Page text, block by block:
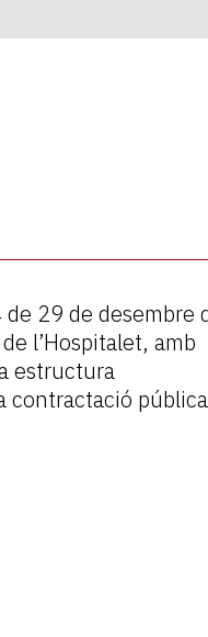
29 de desembre
l’Hospitalet, amb
estructura
contractació